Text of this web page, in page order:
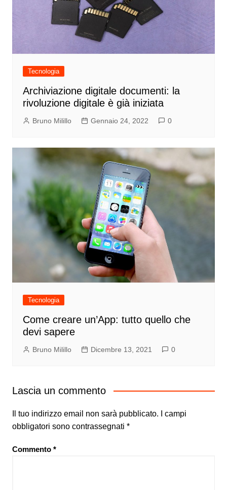
Tecnologia
Archiviazione digitale documenti: la
rivoluzione digitale è già iniziata
Bruno Milillo Gennaio 24, 2022 0
Tecnologia
Come creare un’App: tutto quello che
devi sapere
Bruno Milillo Dicembre 13, 2021 0
Lascia un commento
Il tuo indirizzo email non sarà pubblicato.
I campi
obbligatori sono contrassegnati *
Commento *